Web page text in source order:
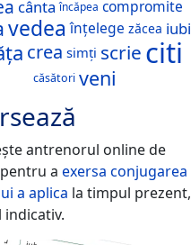
cânta încăpea compromite
vedea înțelege zăcea iubi
crea simți scrie citi
căsători veni
antrenorul online de
a exersa conjugarea
a aplica la timpul prezent,
indicativ.